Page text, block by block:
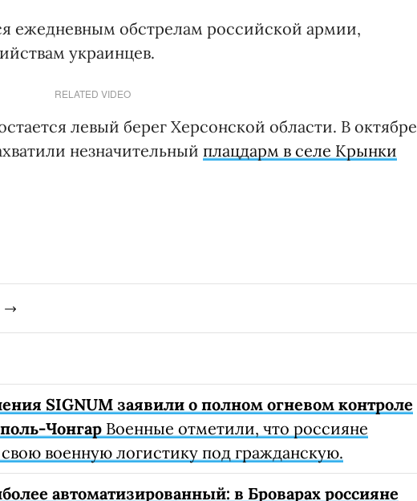
ежедневным обстрелам российской армии,
украинцев.
RELATED VIDEO
левый берег Херсонской области. В октябре
незначительный плацдарм в селе Крынки
SIGNUM заявили о полном огневом контроле
Чонгар Военные отметили, что россияне
военную логистику под гражданскую.
автоматизированный: в Броварах россияне